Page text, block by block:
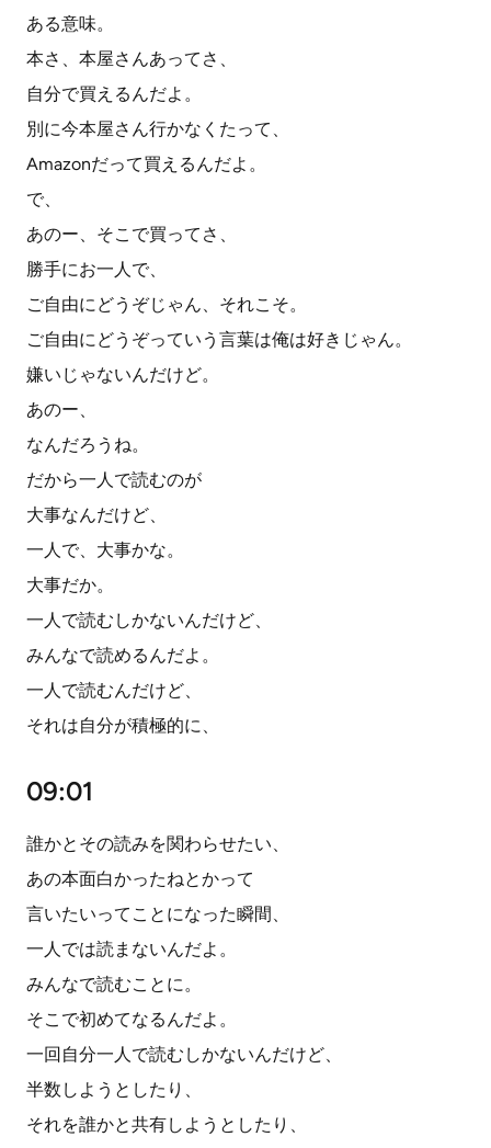
ある意味。
本さ、本屋さんあってさ、
自分で買えるんだよ。
別に今本屋さん行かなくたって、
Amazonだって買えるんだよ。
で、
あのー、そこで買ってさ、
勝手にお一人で、
ご自由にどうぞじゃん、それこそ。
ご自由にどうぞっていう言葉は俺は好きじゃん。
嫌いじゃないんだけど。
あのー、
なんだろうね。
だから一人で読むのが
大事なんだけど、
一人で、大事かな。
大事だか。
一人で読むしかないんだけど、
みんなで読めるんだよ。
一人で読むんだけど、
それは自分が積極的に、
09:01
誰かとその読みを関わらせたい、
あの本面白かったねとかって
言いたいってことになった瞬間、
一人では読まないんだよ。
みんなで読むことに。
そこで初めてなるんだよ。
一回自分一人で読むしかないんだけど、
半数しようとしたり、
それを誰かと共有しようとしたり、